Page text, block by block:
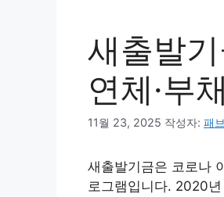
새출발
연체·부
11월 23, 2025 작성자: 패
새출발기금은 코로나
로그램입니다. 2020